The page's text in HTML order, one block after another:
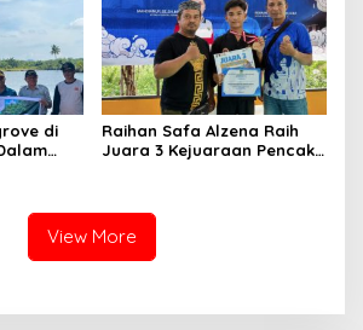
di
Raihan Safa Alzena Raih
Juara 3 Kejuaraan Pencak
View More